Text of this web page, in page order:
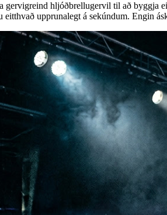
gervigreind hljóðbrellugervil til að
upprunalegt á sekúndum. Engin